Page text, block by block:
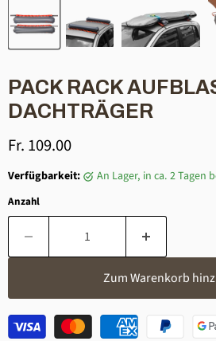
PACK RACK
DACHTRÄGER
Aktueller Preis
Fr. 109.00
Verfügbarkeit: an Lager, in ca. 2 Tagen
Anzahl
Zum Warenkorb